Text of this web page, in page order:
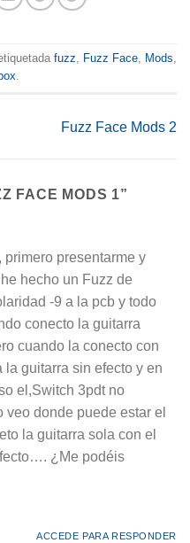
fuzz, Fuzz Face, Mods,
.
Fuzz Face Mods 2
FACE MODS 1”
primero presentarme y
hecho un Fuzz de
-9 a la pcb y todo
conecto la guitarra
cuando la conecto con
la guitarra sin efecto y en
el,Switch 3pdt no
veo donde puede estar el
la guitarra sola con el
¿Me podéis
ACCEDE PARA RESPONDER